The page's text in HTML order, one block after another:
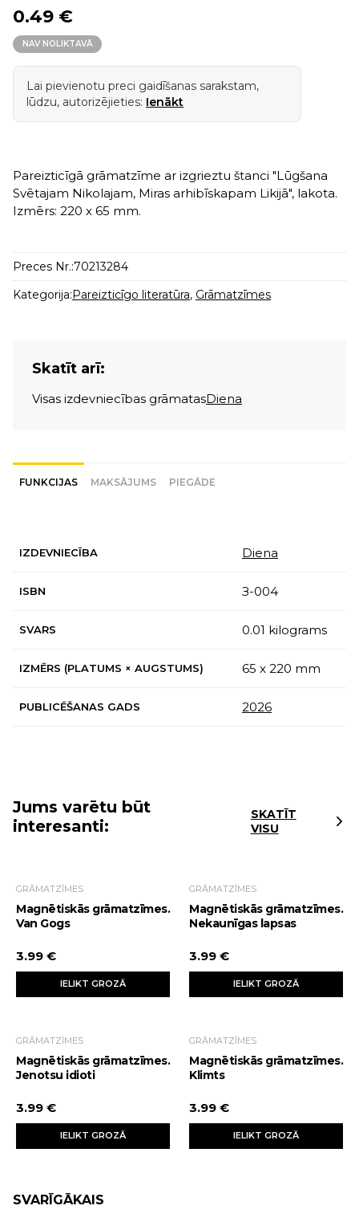
0.49 €
NAV NOLIKTAVĀ
Lai pievienotu preci gaidīšanas sarakstam,
lūdzu, autorizējieties: Ienākt
Pareizticīgā grāmatzīme ar izgrieztu štanci "Lūgšana
Svētajam Nikolajam, Miras arhibīskapam Likijā", lakota.
Izmērs: 220 x 65 mm.
Preces Nr.:70213284
Kategorija:Pareizticīgo literatūra, Grāmatzīmes
Skatīt arī:
Visas izdevniecības grāmatasDiena
FUNKCIJAS MAKSĀJUMS PIEGĀDE
IZDEVNIECĪBA Diena
ISBN З-004
SVARS 0.01 kilograms
IZMĒRS (PLATUMS × AUGSTUMS) 65 x 220 mm
PUBLICĒŠANAS GADS 2026
Jums varētu būt
interesanti:
SKATĪT
VISU
GRĀMATZĪMES
Magnētiskās grāmatzīmes.
Van Gogs
3.99 €
IELIKT GROZĀ
GRĀMATZĪMES
Magnētiskās grāmatzīmes.
Nekaunīgas lapsas
3.99 €
IELIKT GROZĀ
GRĀMATZĪMES
Magnētiskās grāmatzīmes.
Jenotsu idioti
3.99 €
IELIKT GROZĀ
GRĀMATZĪMES
Magnētiskās grāmatzīmes.
Klimts
3.99 €
IELIKT GROZĀ
SVARĪGĀKAIS